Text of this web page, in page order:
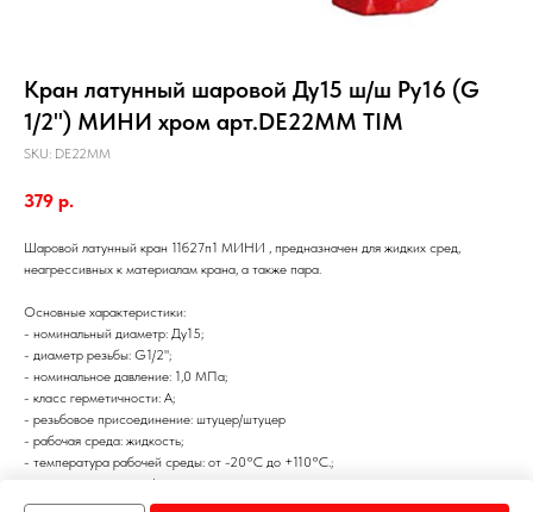
Кран латунный шаровой Ду15 ш/ш Ру16 (G
1/2") МИНИ хром арт.DE22MM TIM
SKU: DE22MM
379 р.
Шаровой латунный кран 11б27п1 МИНИ , предназначен для жидких сред,
неагрессивных к материалам крана, а также пара.
Основные характеристики:
- номинальный диаметр: Ду15;
- диаметр резьбы: G1/2";
- номинальное давление: 1,0 МПа;
- класс герметичности: А;
- резьбовое присоединение: штуцер/штуцер
- рабочая среда: жидкость;
- температура рабочей среды: от -20°С до +110°С.;
- управление: ручка «флажок»;
- защитное покрытие корпуса: хромированный.